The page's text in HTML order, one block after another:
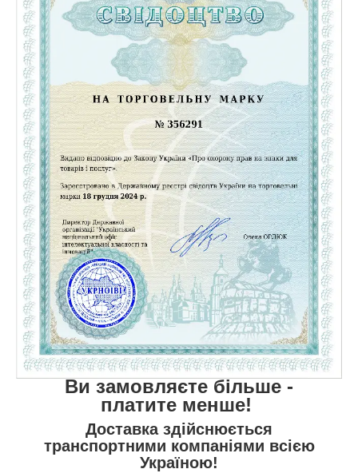
Ви замовляєте більше -
платите менше!
Доставка здійснюється
транспортними компаніями всією
Україною!